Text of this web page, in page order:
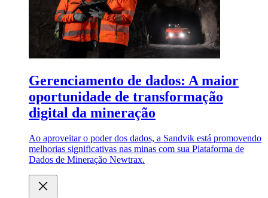
Gerenciamento de dados: A maior
oportunidade de transformação
digital da mineração
Ao aproveitar o poder dos dados, a Sandvik está promovendo
melhorias significativas nas minas com sua Plataforma de
Dados de Mineração Newtrax.